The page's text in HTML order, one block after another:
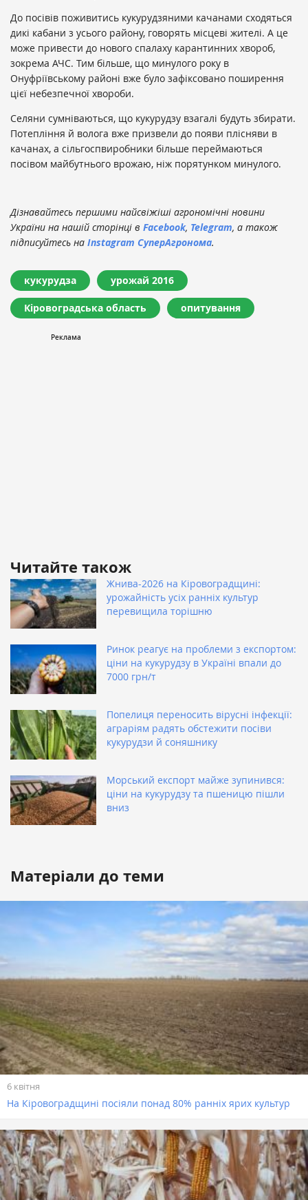
До посівів поживитись кукурудзяними качанами сходяться
дикі кабани з усього району, говорять місцеві жителі. А це
може привести до нового спалаху карантинних хвороб,
зокрема АЧС. Тим більше, що минулого року в
Онуфріївському районі вже було зафіксовано поширення
цієї небезпечної хвороби.
Селяни сумніваються, що кукурудзу взагалі будуть збирати.
Потепління й волога вже призвели до появи плісняви в
качанах, а сільгоспвиробники більше переймаються
посівом майбутнього врожаю, ніж порятунком минулого.
Дізнавайтесь першими найсвіжіші агрономічні новини
України на нашій сторінці в Facebook, Telegram, а також
підписуйтесь на Instagram СуперАгронома.
кукурудза урожай 2016
Кіровоградська область опитування
Читайте також
Жнива-2026 на Кіровоградщині:
урожайність усіх ранніх культур
перевищила торішню
Ринок реагує на проблеми з експортом:
ціни на кукурудзу в Україні впали до
7000 грн/т
Попелиця переносить вірусні інфекції:
аграріям радять обстежити посіви
кукурудзи й соняшнику
Морський експорт майже зупинився:
ціни на кукурудзу та пшеницю пішли
вниз
Матеріали до теми
6 квітня
На Кіровоградщині посіяли понад 80% ранніх ярих культур